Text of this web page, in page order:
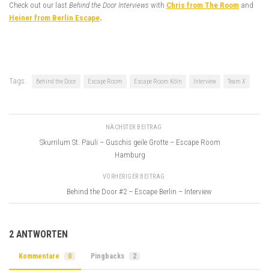
Check out our last Behind the Door Interviews with Chris from The Room and
Heiner from Berlin Escape.
Tags: Behind the Door Escape Room Escape Room Köln Interview Team X
NÄCHSTER BEITRAG
Skurrilum St. Pauli – Guschis geile Grotte – Escape Room
Hamburg
VORHERIGER BEITRAG
Behind the Door #2 – Escape Berlin – Interview
2 ANTWORTEN
Kommentare 0 Pingbacks 2